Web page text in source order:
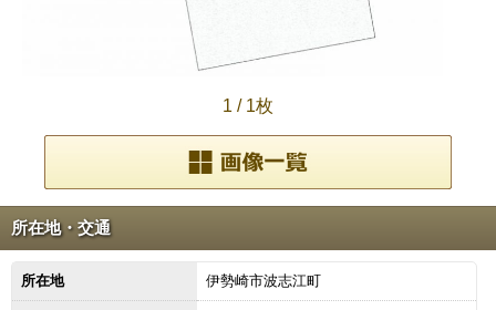
1 / 1枚
所在地・交通
所在地 伊勢崎市波志江町